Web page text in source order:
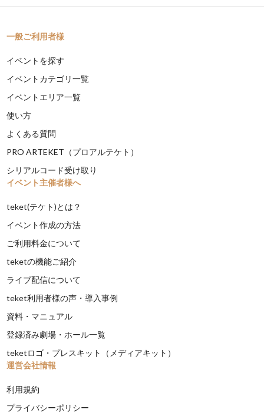
一般ご利用者様
イベントを探す
イベントカテゴリ一覧
イベントエリア一覧
使い方
よくある質問
PRO ARTEKET（プロアルテケト）
シリアルコード受け取り
イベント主催者様へ
teket(テケト)とは？
イベント作成の方法
ご利用料金について
teketの機能ご紹介
ライブ配信について
teket利用者様の声・導入事例
資料・マニュアル
登録済み劇場・ホール一覧
teketロゴ・プレスキット（メディアキット）
運営会社情報
利用規約
プライバシーポリシー